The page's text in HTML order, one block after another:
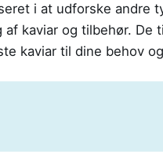
i at udforske andre
af kaviar og tilbehør.
kaviar til dine behov